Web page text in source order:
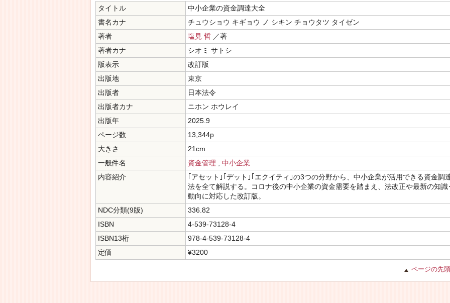
タイトル
中小企業の資金調達大全
書名カナ
チュウショウ キギョウ ノ シキン チョウタツ タイゼン
著者
塩見 哲 ／著
著者カナ
シオミ サトシ
版表示
改訂版
出版地
東京
出版者
日本法令
出版者カナ
ニホン ホウレイ
出版年
2025.9
ページ数
13,344p
大きさ
21cm
一般件名
資金管理
中小企業
内容紹介
｢アセット｣｢デット｣｢エクイティ｣の3つの分野から、中小企業が活用できる資金調
法を全て解説する。コロナ後の中小企業の資金需要を踏まえ、法改正や最新の知識･
動向に対応した改訂版。
NDC分類(9版)
336.82
ISBN
4-539-73128-4
ISBN13桁
978-4-539-73128-4
定価
¥3200
ページの先